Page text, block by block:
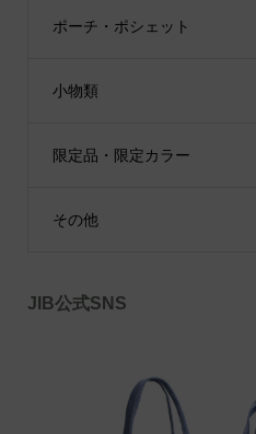
ポーチ・ポシェット
小物類
限定品・限定カラー
その他
JIB公式SNS